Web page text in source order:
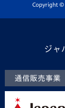
ホームタウ
Copyright ©
ジャ
通信販売事業